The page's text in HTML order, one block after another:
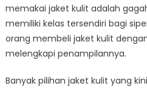
memakai jaket kulit adalah
memiliki kelas tersendiri bagi
orang membeli jaket kulit
melengkapi penampilannya.
Banyak pilihan jaket kulit yang